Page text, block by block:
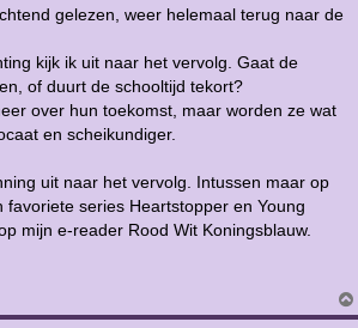
gelezen, weer helemaal terug naar de
kijk ik uit naar het vervolg. Gaat de
of duurt de schooltijd tekort?
over hun toekomst, maar worden ze wat
en scheikundiger.
uit naar het vervolg. Intussen maar op
favoriete series Heartstopper en Young
mijn e-reader Rood Wit Koningsblauw.